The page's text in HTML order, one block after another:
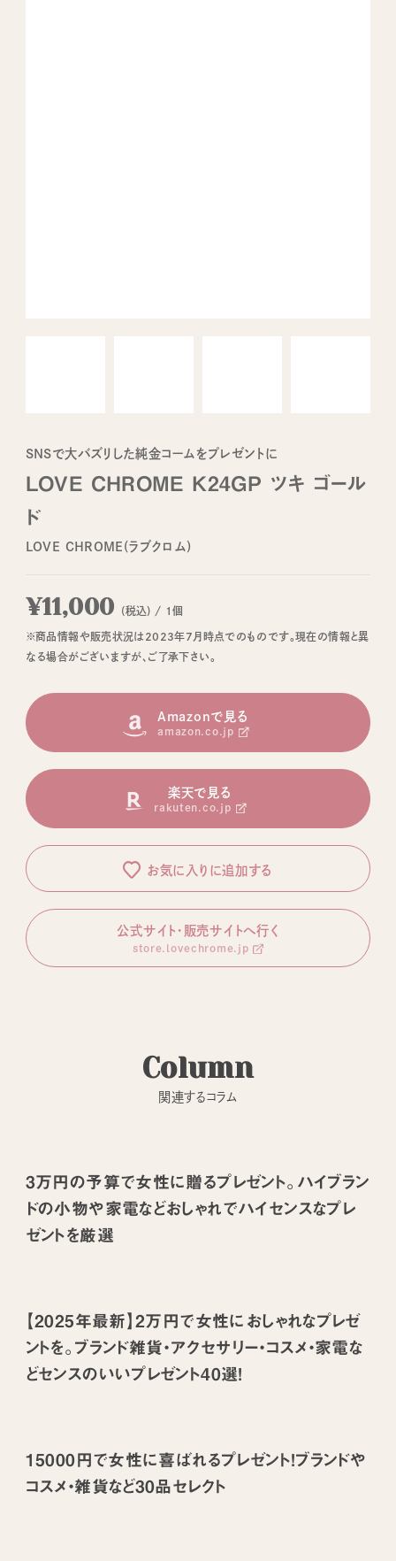
SNSで大バズリした純金コームをプレゼントに
LOVE CHROME K24GP ツキ ゴール
ド
LOVE CHROME(ラブクロム)
¥11,000 (税込) / 1個
※商品情報や販売状況は2023年7月時点でのものです。現在の情報と異
なる場合がございますが、ご了承下さい。
Amazonで見る
amazon.co.jp
楽天で見る
rakuten.co.jp
お気に入りに追加する
公式サイト・販売サイトへ行く
store.lovechrome.jp
Column
関連するコラム
3万円の予算で女性に贈るプレゼント。ハイブラン
ドの小物や家電などおしゃれでハイセンスなプレ
ゼントを厳選
【2025年最新】2万円で女性におしゃれなプレゼ
ントを。ブランド雑貨・アクセサリー・コスメ・家電な
どセンスのいいプレゼント40選！
15000円で女性に喜ばれるプレゼント！ブランドや
コスメ・雑貨など30品セレクト